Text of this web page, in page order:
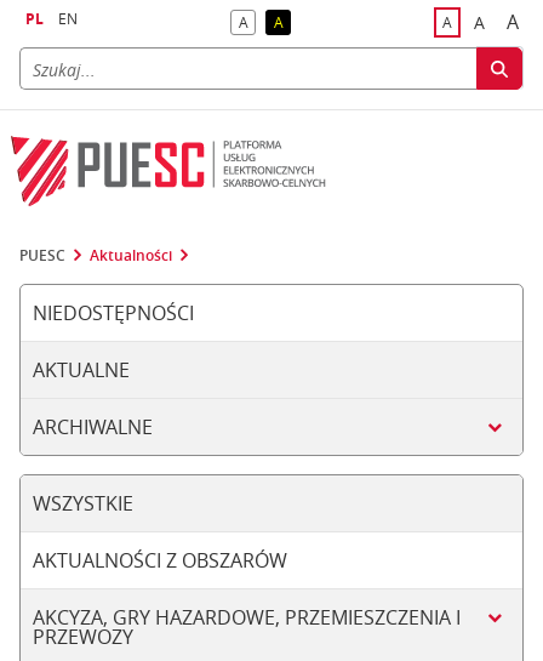
PL EN Akontrast domyślny
Akontrast żółty tekst na czarnym tle
Adomyślna
A A
PUESC Aktualności
NIEDOSTĘPNOŚCI
AKTUALNE
ARCHIWALNE
WSZYSTKIE
AKTUALNOŚCI Z OBSZARÓW
AKCYZA, GRY HAZARDOWE, PRZEMIESZCZENIA I
PRZEWOZY